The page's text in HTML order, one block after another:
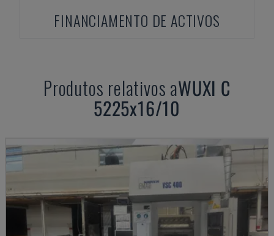
FINANCIAMENTO DE ACTIVOS
Produtos relativos aWUXI C
5225x16/10